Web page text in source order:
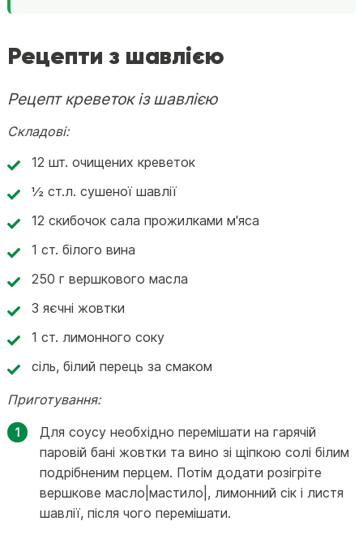
Рецепти з шавлією
Рецепт креветок із шавлією
Складові:
12 шт. очищених креветок
½ ст.л. сушеної шавлії
12 скибочок сала прожилками м'яса
1 ст. білого вина
250 г вершкового масла
3 яєчні жовтки
1 ст. лимонного соку
сіль, білий перець за смаком
Приготування:
Для соусу необхідно перемішати на гарячій
паровій бані жовтки та вино зі щіпкою солі білим
подрібненим перцем. Потім додати розігріте
вершкове масло|мастило|, лимонний сік і листя
шавлії, після чого перемішати.